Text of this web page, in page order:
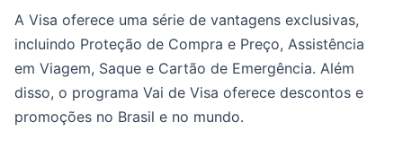
A Visa oferece uma série de vantagens exclusivas,
incluindo Proteção de Compra e Preço, Assistência
em Viagem, Saque e Cartão de Emergência. Além
disso, o programa Vai de Visa oferece descontos e
promoções no Brasil e no mundo.